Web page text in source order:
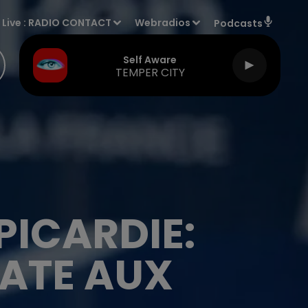
Live : RADIO CONTACT Webradios Podcasts
Self Aware
TEMPER CITY
AUX